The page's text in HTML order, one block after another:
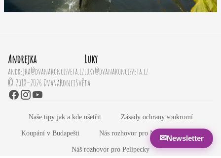
Andrejka
andrejka@dvanakoncisveta.cz
Luky
luky@dvanakoncisveta.cz
© 2018–2026 DvaNaKonciSvěta
Naše tipy jak a kde ušetřit Zásady ochrany soukromí
Koupání v Budapešti Nás rozhovor pro Newyorský Dwell
Náš rozhovor pro Pelipecky
✉Newsletter